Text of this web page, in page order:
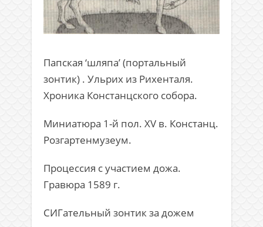
Папская ‘шляпа’ (портальный
зонтик) . Ульрих из Рихенталя.
Хроника Констанцского собора.
Миниатюра 1-й пол. XV в. Констанц.
Розгартенмузеум.
Процессия с участием дожа.
Гравюра 1589 г.
СИГательный зонтик за дожем